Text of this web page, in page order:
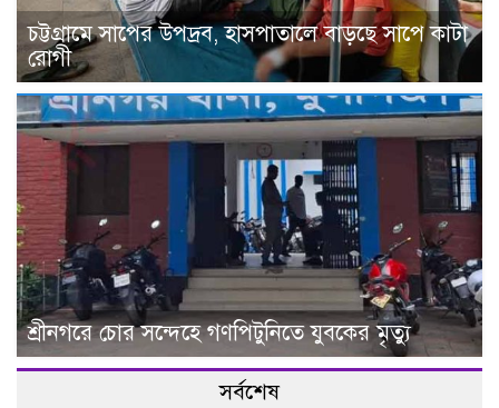
চট্টগ্রামে সাপের উপদ্রব, হাসপাতালে বাড়ছে সাপে কাটা
রোগী
শ্রীনগরে চোর সন্দেহে গণপিটুনিতে যুবকের মৃত্যু
সর্বশেষ